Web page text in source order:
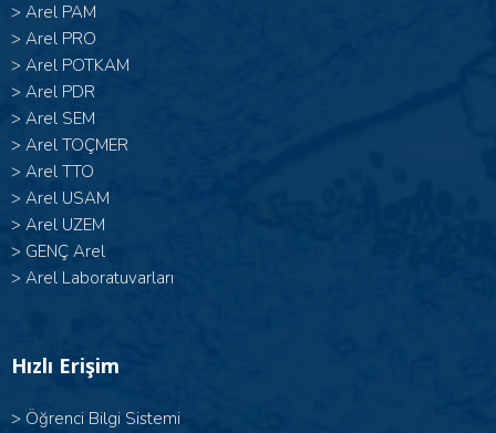
> Arel PAM
> Arel PRO
> Arel POTKAM
> Arel PDR
> Arel SEM
> Arel TOÇMER
> Arel TTO
> Arel USAM
> Arel UZEM
> GENÇ Arel
> Arel Laboratuvarları
Hızlı Erişim
> Öğrenci Bilgi Sistemi